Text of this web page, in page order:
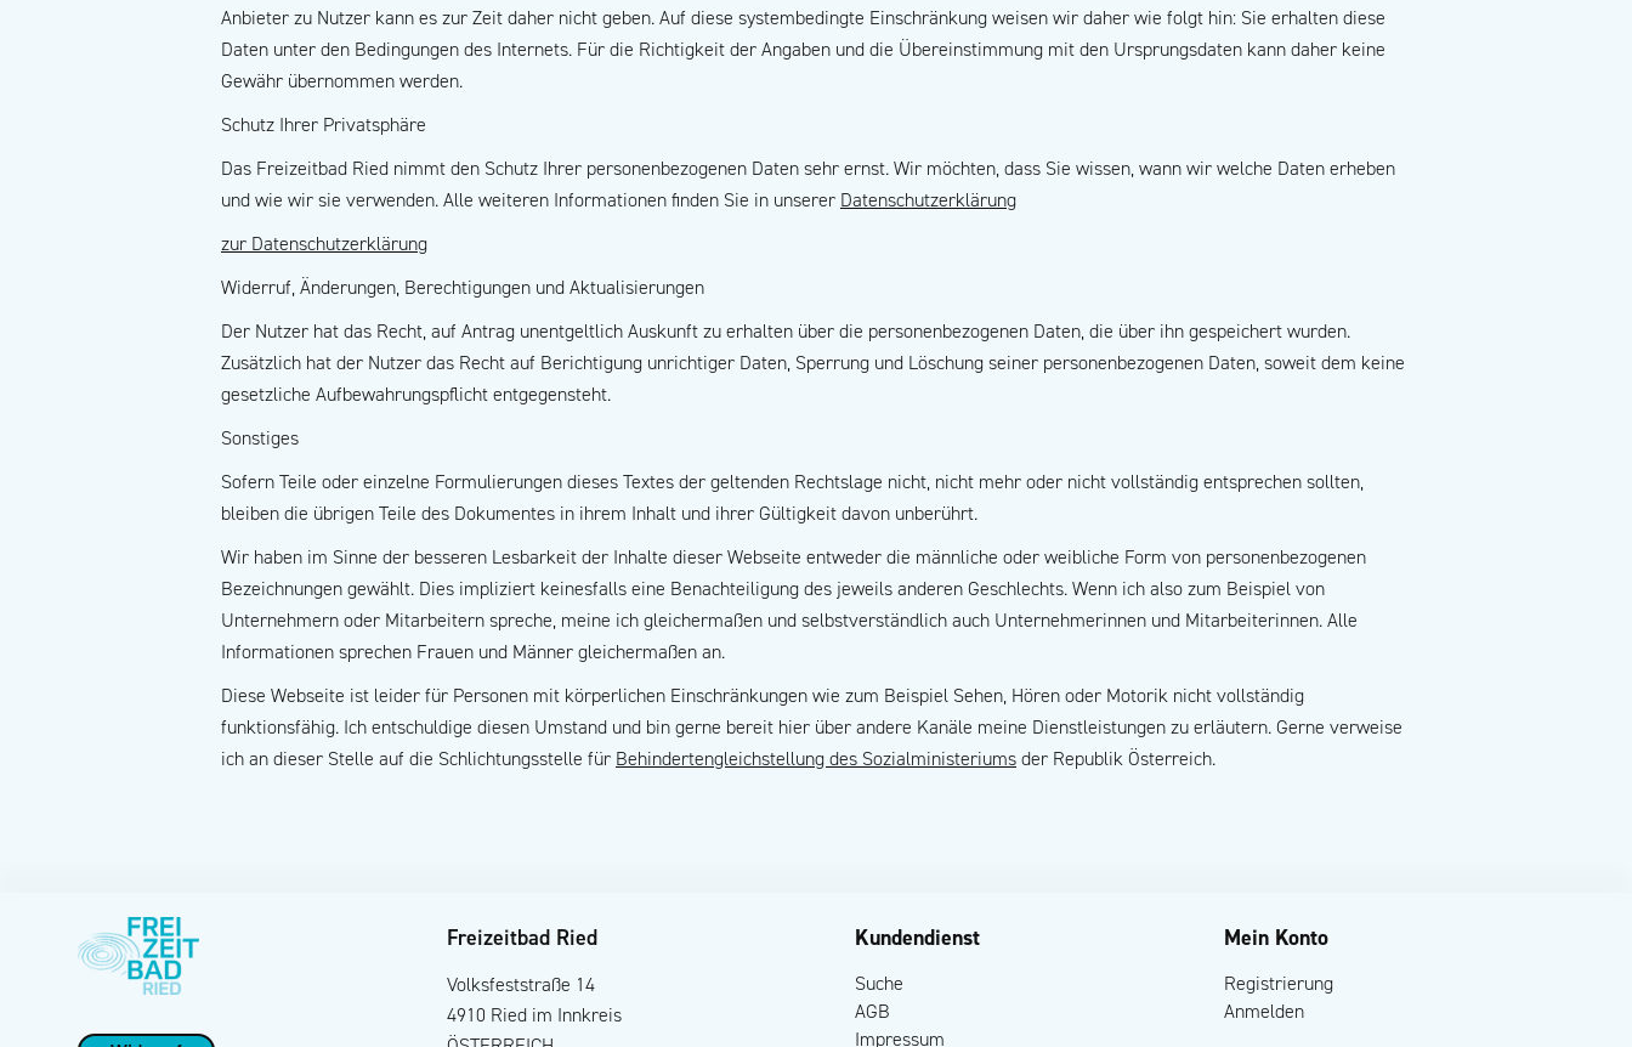
Anbieter zu Nutzer kann es zur Zeit daher nicht geben. Auf diese systembedingte Einschränkung weisen wir daher wie folgt hin: Sie erhalten diese
Daten unter den Bedingungen des Internets. Für die Richtigkeit der Angaben und die Übereinstimmung mit den Ursprungsdaten kann daher keine
Gewähr übernommen werden.
Schutz Ihrer Privatsphäre
Das Freizeitbad Ried nimmt den Schutz Ihrer personenbezogenen Daten sehr ernst. Wir möchten, dass Sie wissen, wann wir welche Daten erheben
und wie wir sie verwenden. Alle weiteren Informationen finden Sie in unserer Datenschutzerklärung
zur Datenschutzerklärung
Widerruf, Änderungen, Berechtigungen und Aktualisierungen
Der Nutzer hat das Recht, auf Antrag unentgeltlich Auskunft zu erhalten über die personenbezogenen Daten, die über ihn gespeichert wurden.
Zusätzlich hat der Nutzer das Recht auf Berichtigung unrichtiger Daten, Sperrung und Löschung seiner personenbezogenen Daten, soweit dem keine
gesetzliche Aufbewahrungspflicht entgegensteht.
Sonstiges
Sofern Teile oder einzelne Formulierungen dieses Textes der geltenden Rechtslage nicht, nicht mehr oder nicht vollständig entsprechen sollten,
bleiben die übrigen Teile des Dokumentes in ihrem Inhalt und ihrer Gültigkeit davon unberührt.
Wir haben im Sinne der besseren Lesbarkeit der Inhalte dieser Webseite entweder die männliche oder weibliche Form von personenbezogenen
Bezeichnungen gewählt. Dies impliziert keinesfalls eine Benachteiligung des jeweils anderen Geschlechts. Wenn ich also zum Beispiel von
Unternehmern oder Mitarbeitern spreche, meine ich gleichermaßen und selbstverständlich auch Unternehmerinnen und Mitarbeiterinnen. Alle
Informationen sprechen Frauen und Männer gleichermaßen an.
Diese Webseite ist leider für Personen mit körperlichen Einschränkungen wie zum Beispiel Sehen, Hören oder Motorik nicht vollständig
funktionsfähig. Ich entschuldige diesen Umstand und bin gerne bereit hier über andere Kanäle meine Dienstleistungen zu erläutern. Gerne verweise
ich an dieser Stelle auf die Schlichtungsstelle für Behindertengleichstellung des Sozialministeriums der Republik Österreich.
Freizeitbad Ried
Volksfeststraße 14
4910 Ried im Innkreis
Kundendienst
Suche
AGB
Impressum
Mein Konto
Registrierung
Anmelden